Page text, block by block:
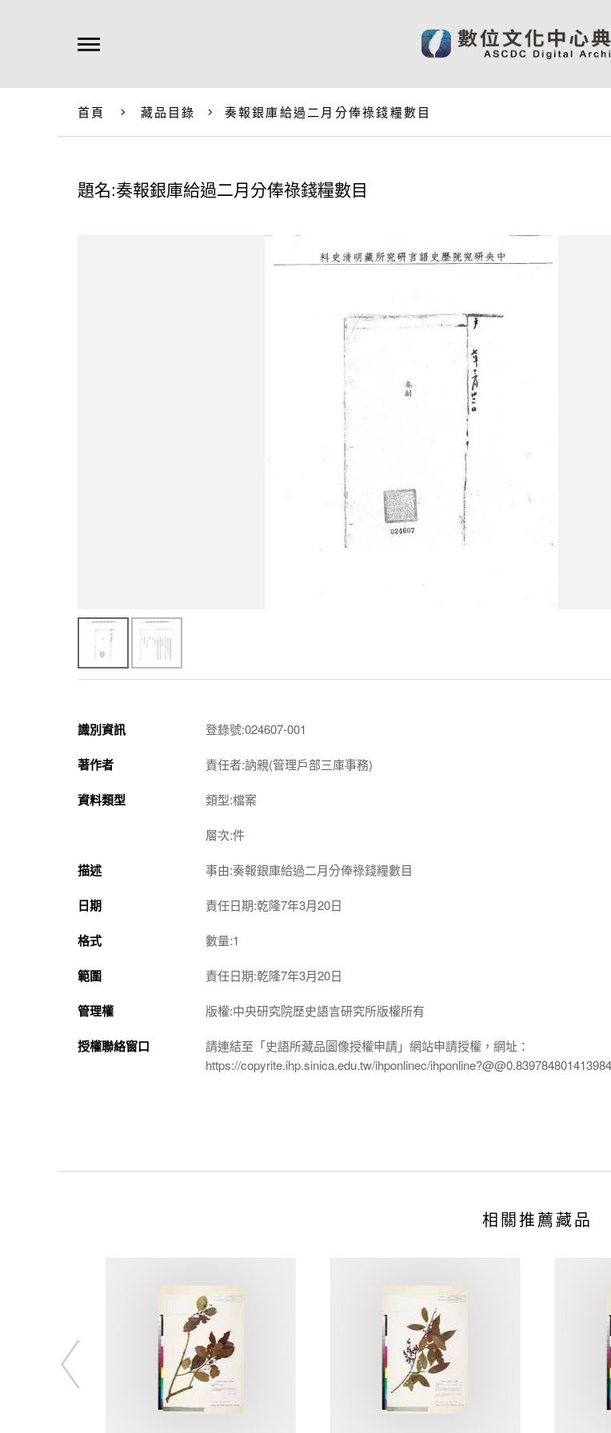
首頁 藏品目錄 奏報銀庫給過二月分俸祿錢糧數目
題名:奏報銀庫給過二月分俸祿錢糧數目
識別資訊 登錄號:024607-001
著作者 責任者:訥親(管理戶部三庫事務)
資料類型 類型:檔案
層次:件
描述 事由:奏報銀庫給過二月分俸祿錢糧數目
日期 責任日期:乾隆7年3月20日
格式 數量:1
範圍 責任日期:乾隆7年3月20日
管理權 版權:中央研究院歷史語言研究所版權所有
授權聯絡窗口
請連結至「史語所藏品圖像授權申請」網站申請授權，網址：
https://copyrite.ihp.sinica.edu.tw/ihponlinec/
相關推薦藏品